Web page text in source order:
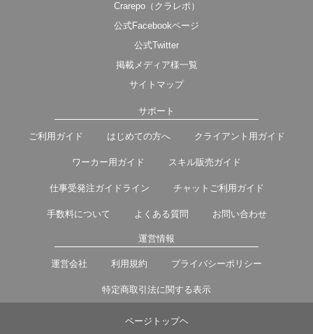
Crarepo（クラレポ）
公式Facebookページ
公式Twitter
掲載メディア様一覧
サイトマップ
サポート
ご利用ガイド はじめての方へ クライアント用ガイド
ワーカー用ガイド スキル販売ガイド
仕事受発注ガイドライン チャットご利用ガイド
手数料について よくある質問 お問い合わせ
運営情報
運営会社 利用規約 プライバシーポリシー
特定商取引法に関する表示
ページトップヘ